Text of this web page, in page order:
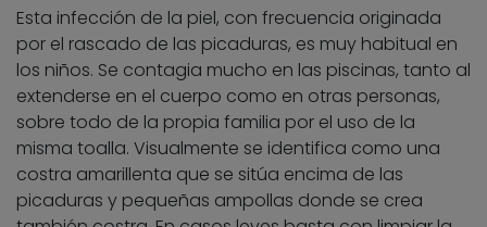
Esta infección de la piel, con frecuencia originada
por el rascado de las picaduras, es muy habitual en
los niños. Se contagia mucho en las piscinas, tanto al
extenderse en el cuerpo como en otras personas,
sobre todo de la propia familia por el uso de la
misma toalla. Visualmente se identifica como una
costra amarillenta que se sitúa encima de las
picaduras y pequeñas ampollas donde se crea